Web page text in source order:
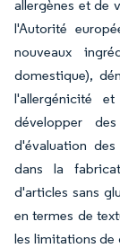
allergènes et de
l'Autorité
nouveaux
domestique),
l'allergénicité
développer
d'évaluation
dans la
d'articles sans
en termes de
les limitations de